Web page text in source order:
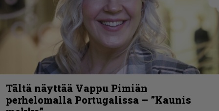
Tältä näyttää Vappu Pimiän
perhelomalla Portugalissa – ”Kaunis